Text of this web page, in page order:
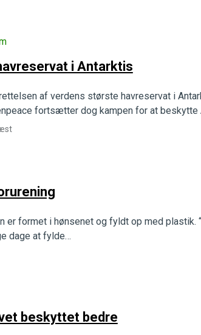
i Antarktis
af verdens største havreservat i
fortsætter dog kampen for at
er formet i hønsenet og fyldt op med plastik.
dage at fylde…
beskyttet bedre